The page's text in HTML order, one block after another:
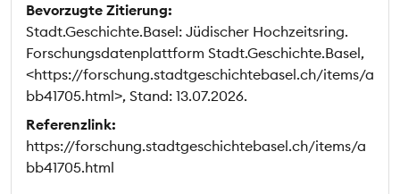
Bevorzugte Zitierung:
Stadt.Geschichte.Basel: Jüdischer Hochzeitsring.
Forschungsdatenplattform Stadt.Geschichte.Basel,
<https://forschung.stadtgeschichtebasel.ch/items/a
bb41705.html>, Stand: 13.07.2026.
Referenzlink:
https://forschung.stadtgeschichtebasel.ch/items/a
bb41705.html